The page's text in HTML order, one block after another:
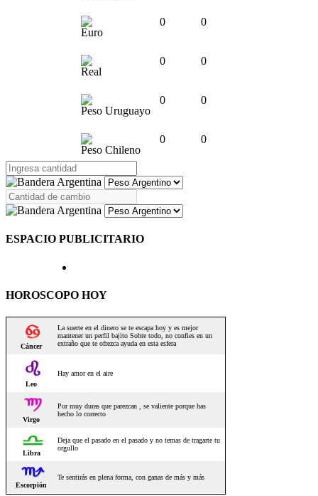
Euro
0 0
Real
0 0
Peso Uruguayo
0 0
Peso Chileno
0 0
ESPACIO PUBLICITARIO
HOROSCOPO HOY